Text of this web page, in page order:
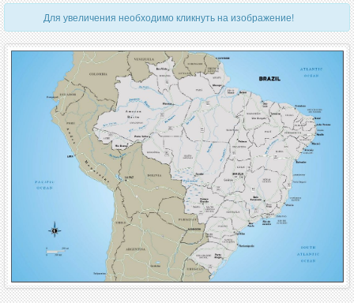
Для увеличения необходимо кликнуть на изображение!